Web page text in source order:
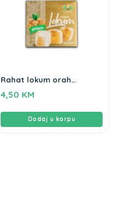
Rahat lokum orah
4,50 KM
Dodaj u korpu